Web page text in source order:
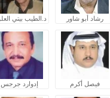
رشاد أبو شاور د.الطيب بيتي
فيصل أكرم إدوارد جرجس